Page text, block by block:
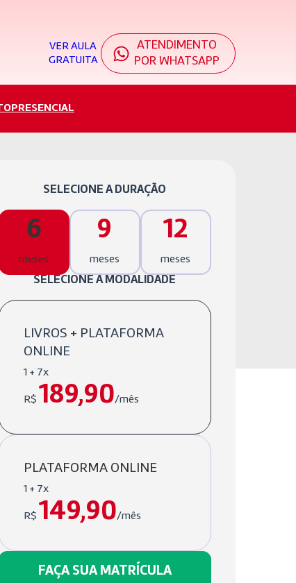
VER AULA
GRATUITA
ATENDIMENTO
POR WHATSAPP
PRESENCIAL
SELECIONE A DURAÇÃO
6
meses
9
meses
12
meses
SELECIONE A MODALIDADE
LIVROS + PLATAFORMA
ONLINE
1 + 7x
R$ 189,90/mês
PLATAFORMA ONLINE
1 + 7x
R$ 149,90/mês
FAÇA SUA MATRÍCULA